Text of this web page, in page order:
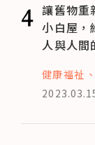
4 讓舊物
小白屋，
人與人間
健康福祉